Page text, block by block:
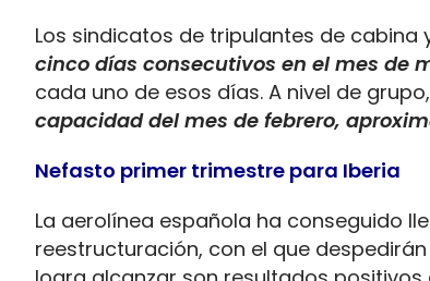
Los sindicatos de tripulantes de
cinco días consecutivos en el mes de
cada uno de esos días. A nivel de
capacidad del mes de febrero,
Nefasto primer trimestre para Iberia
La aerolínea española ha conseguido
reestructuración, con el que